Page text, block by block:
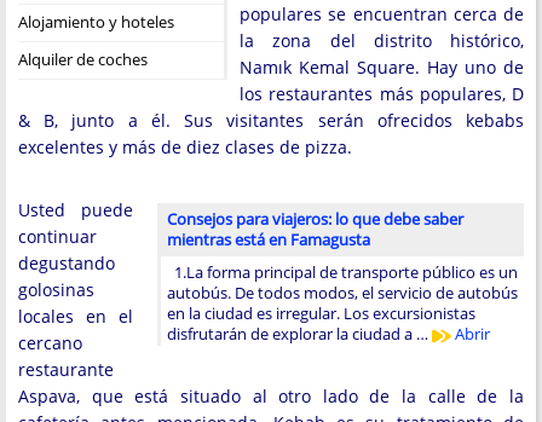
Alojamiento y hoteles
Alquiler de coches
populares se encuentran cerca de
la zona del distrito histórico,
Namık Kemal Square. Hay uno de
los restaurantes más populares, D
& B, junto a él. Sus visitantes serán ofrecidos kebabs
excelentes y más de diez clases de pizza.
Consejos para viajeros: lo que debe saber
mientras está en Famagusta
1.La forma principal de transporte público es un
autobús. De todos modos, el servicio de autobús
en la ciudad es irregular. Los excursionistas
disfrutarán de explorar la ciudad a …
Abrir
Usted puede
continuar
degustando
golosinas
locales en el
cercano
restaurante
Aspava, que está situado al otro lado de la calle de la